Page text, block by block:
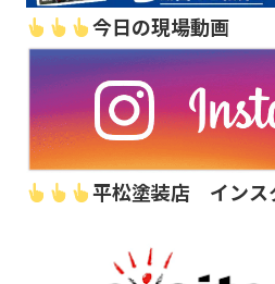
今日の現場動画
平松塗装店 インス